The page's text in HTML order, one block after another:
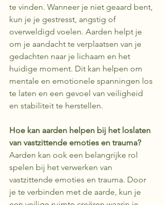
te vinden. Wanneer je niet geaard bent,
kun je je gestresst, angstig of
overweldigd voelen. Aarden helpt je
om je aandacht te verplaatsen van je
gedachten naar je lichaam en het
huidige moment. Dit kan helpen om
mentale en emotionele spanningen los
te laten en een gevoel van veiligheid
en stabiliteit te herstellen.
Hoe kan aarden helpen bij het loslaten
van vastzittende emoties en trauma?
Aarden kan ook een belangrijke rol
spelen bij het verwerken van
vastzittende emoties en trauma. Door
je te verbinden met de aarde, kun je